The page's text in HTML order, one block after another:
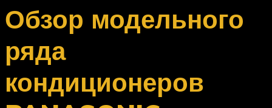
Меню
Обзор модельного
ряда
кондиционеров